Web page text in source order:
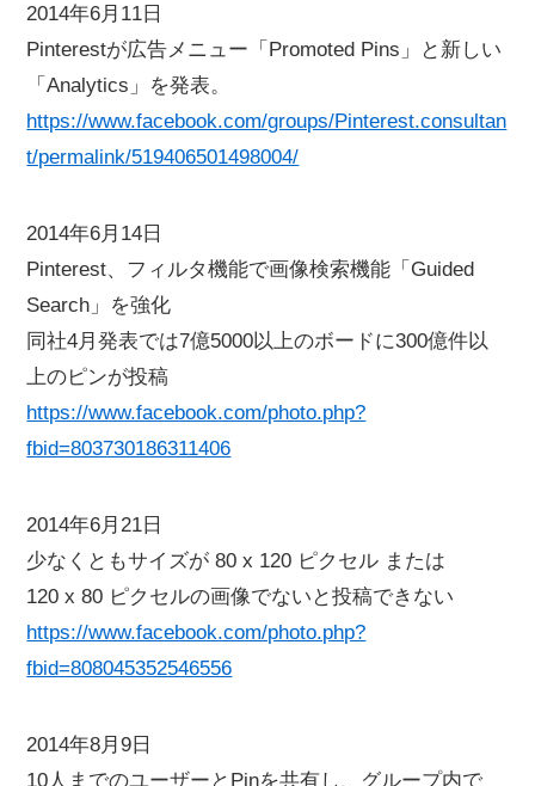
2014年6月11日
Pinterestが広告メニュー「Promoted Pins」と新しい
「Analytics」を発表。
https://www.facebook.com/groups/Pinterest.consultan
t/permalink/519406501498004/
2014年6月14日
Pinterest、フィルタ機能で画像検索機能「Guided
Search」を強化
同社4月発表では7億5000以上のボードに300億件以
上のピンが投稿
https://www.facebook.com/photo.php?
fbid=803730186311406
2014年6月21日
少なくともサイズが 80 x 120 ピクセル または
120 x 80 ピクセルの画像でないと投稿できない
https://www.facebook.com/photo.php?
fbid=808045352546556
2014年8月9日
10人までのユーザーとPinを共有し、グループ内で